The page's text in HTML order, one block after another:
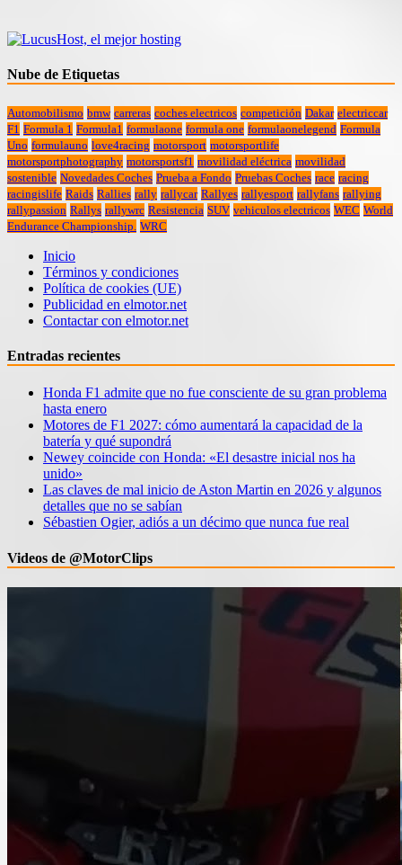
Nube de Etiquetas
Automobilismo bmw carreras coches electricos competición Dakar electriccar
F1 Formula 1 Formula1 formulaone formula one formulaonelegend Formula
Uno formulauno love4racing motorsport motorsportlife
motorsportphotography motorsportsf1 movilidad eléctrica movilidad
sostenible Novedades Coches Prueba a Fondo Pruebas Coches race racing
racingislife Raids Rallies rally rallycar Rallyes rallyesport rallyfans rallying
rallypassion Rallys rallywrc Resistencia SUV vehiculos electricos WEC World
Endurance Championship. WRC
Inicio
Términos y condiciones
Política de cookies (UE)
Publicidad en elmotor.net
Contactar con elmotor.net
Entradas recientes
Honda F1 admite que no fue consciente de su gran problema
hasta enero
Motores de F1 2027: cómo aumentará la capacidad de la
batería y qué supondrá
Newey coincide con Honda: «El desastre inicial nos ha
unido»
Las claves de mal inicio de Aston Martin en 2026 y algunos
detalles que no se sabían
Sébastien Ogier, adiós a un décimo que nunca fue real
Videos de @MotorClips